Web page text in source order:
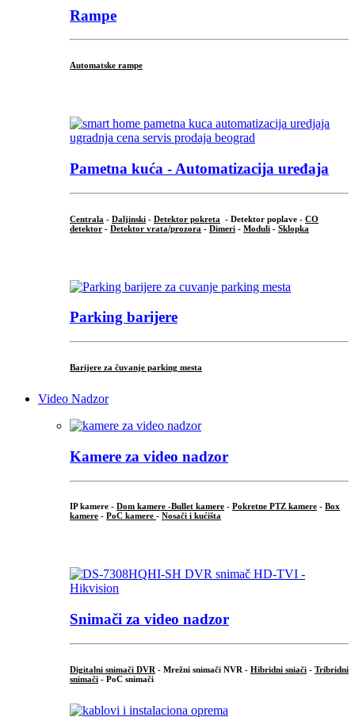
Rampe
Automatske rampe
Pametna kuća - Automatizacija uređaja
Centrala - Daljinski - Detektor pokreta - Detektor poplave - CO
detektor - Detektor vrata/prozora - Dimeri - Moduli - Sklopka
Parking barijere
Barijere za čuvanje parking mesta
Video Nadzor
Kamere za video nadzor
IP kamere - Dom kamere -Bullet kamere - Pokretne PTZ kamere - Box
kamere - PoC kamere - Nosači i kućišta
Snimači za video nadzor
Digitalni snimači DVR - Mrežni snimači NVR - Hibridni sniači - Tribridni
snimači - PoC snimači